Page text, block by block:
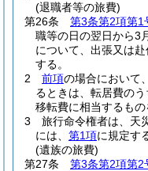
(退職者等の旅費)
第26条
第3条第2項第1
職等の日の翌日から3
について、出張又は
する。
2
前項の場合において
るときは、転居費の
移転費に相当するもの
3
旅行命令権者は、天
には、 第1項に規定す
(遺族の旅費)
第27条
第3条第2項第2